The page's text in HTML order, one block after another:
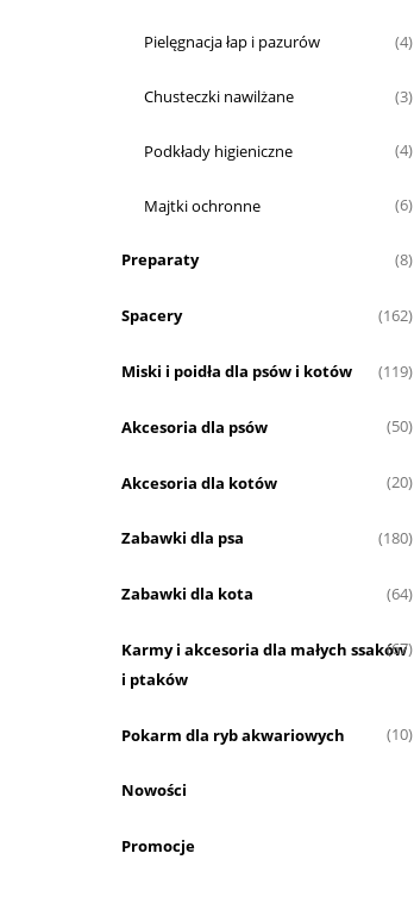
Pielęgnacja łap i pazurów (4)
Chusteczki nawilżane (3)
Podkłady higieniczne (4)
Majtki ochronne (6)
Preparaty (8)
Spacery (162)
Miski i poidła dla psów i kotów (119)
Akcesoria dla psów (50)
Akcesoria dla kotów (20)
Zabawki dla psa (180)
Zabawki dla kota (64)
Karmy i akcesoria dla małych ssaków
i ptaków
(67)
Pokarm dla ryb akwariowych (10)
Nowości
Promocje